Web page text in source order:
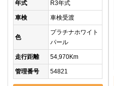
年式 R3年式
車検 車検受渡
色
プラチナホワイト
パール
走行距離 54,970Km
管理番号 54821